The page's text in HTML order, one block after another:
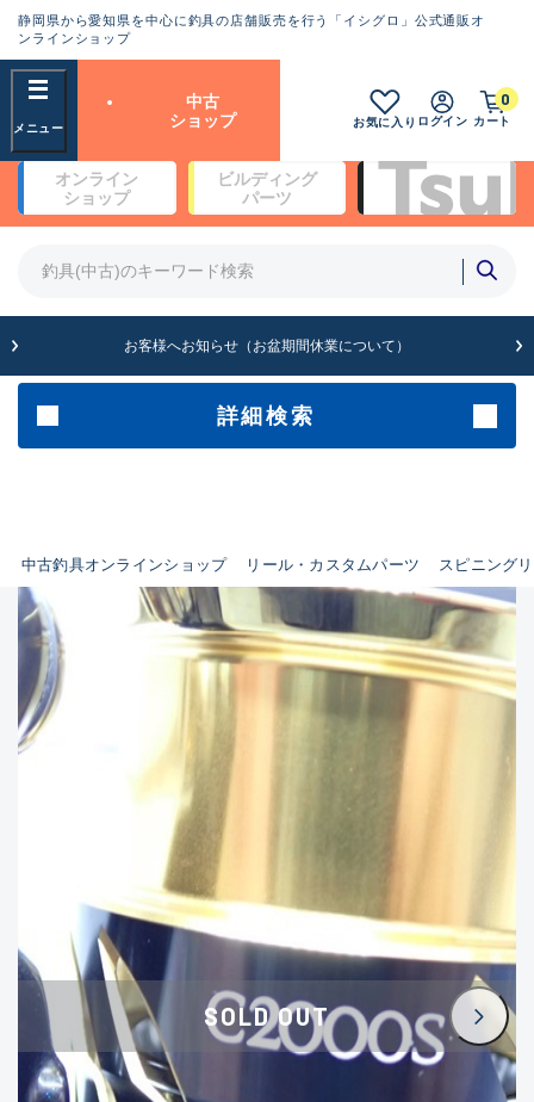
静岡県から愛知県を中心に釣具の店舗販売を行う「イシグロ」公式通販オ
ンラインショップ
中古
ショップ
お気に入り ログイン カート
0
オンライン
ショップ
ビルディング
パーツ
お客様へお知らせ（お盆期間休業について）
詳細検索
中古釣具オンラインショップ リール・カスタムパーツ スピニング
フリーワード
商品カテゴリ
竿・ルアーロッド(64396)
その他・雑品(1065)
イシグロフレスポ鈴鹿店
イシグロ津高茶屋店
イシグロ西春店
イシグロカインズモール彦根店
イシグロ中川かの里店
イシグロ静岡中吉田店
イシグロ名東引山店
イシグロ豊田店
イシグロ豊橋向山店
イシグロ岐阜店
イシグロ高林店
イシグロ西尾店
ランクとは？
良
悪
SA
新古品（メーカー問屋から仕
入れた未使用品）
※店頭展示時の置き傷が付いている
ものも含む
傷が極めて少ない極上品
B
使用感や傷はあるが全体的に
綺麗な良品
かなり使用感があり、全体的
に目立つ傷が多い品
D
著しく状態が悪いが使用はで
きるもの、改造品も含む
SOLD OUT